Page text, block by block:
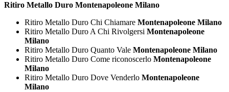
Ritiro Metallo Duro Montenapoleone Milano
Ritiro Metallo Duro Chi Chiamare Montenapoleone Milano
Ritiro Metallo Duro A Chi Rivolgersi Montenapoleone
Milano
Ritiro Metallo Duro Quanto Vale Montenapoleone Milano
Ritiro Metallo Duro Come riconoscerlo Montenapoleone
Milano
Ritiro Metallo Duro Dove Venderlo Montenapoleone
Milano